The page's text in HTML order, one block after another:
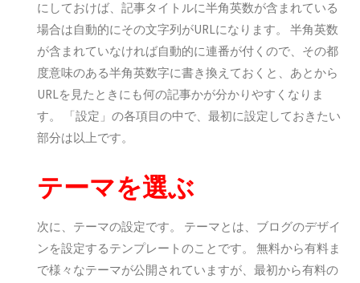
にしておけば、記事タイトルに半角英数が含まれている
場合は自動的にその文字列がURLになります。 半角英数
が含まれていなければ自動的に連番が付くので、その都
度意味のある半角英数字に書き換えておくと、あとから
URLを見たときにも何の記事かが分かりやすくなりま
す。 「設定」の各項目の中で、最初に設定しておきたい
部分は以上です。
テーマを選ぶ
次に、テーマの設定です。 テーマとは、ブログのデザイ
ンを設定するテンプレートのことです。 無料から有料ま
で様々なテーマが公開されていますが、最初から有料の